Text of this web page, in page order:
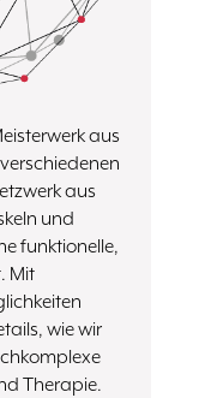
aus
aus
und
funktionelle,
Mit
wie wir
Therapie.